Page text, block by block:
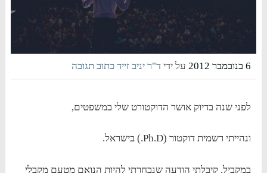
6 בנובמבר 2012 על ידיד"ר יניב זייד כתוב תגובה
לפני שנה בדיוק אושר הדוקטורט שלי במשפטים,
ונהייתי רשמית דוקטור (Ph.D.) בישראל.
במקביל, קיבלתי הודעה שנבחרתי להיות הנואם מטעם מקבלי